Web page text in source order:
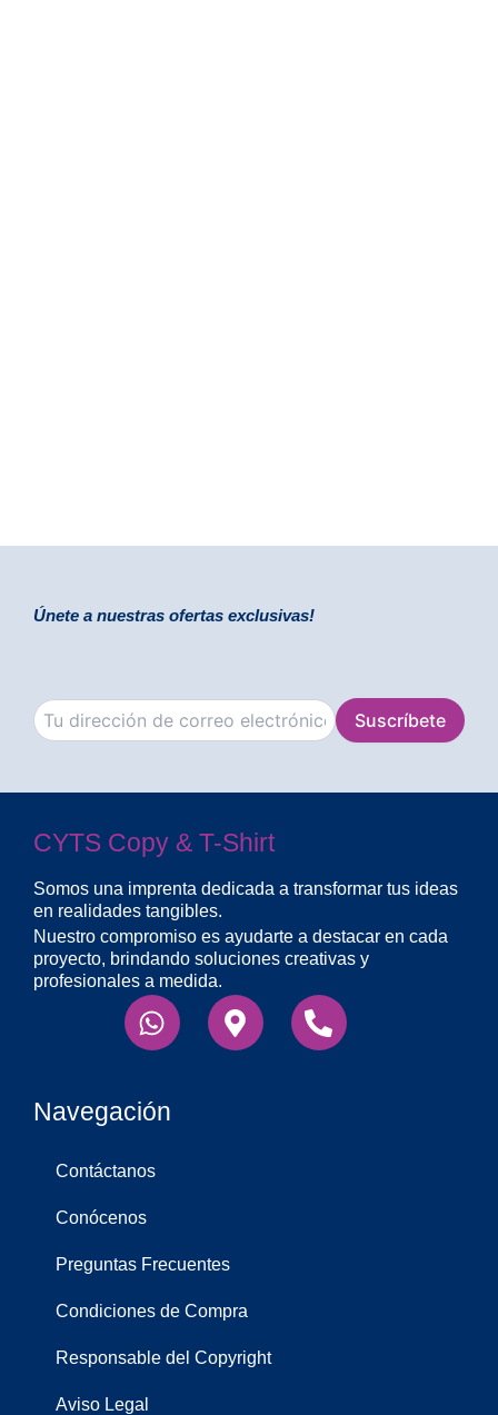
Únete a nuestras ofertas exclusivas!
CYTS Copy & T-Shirt
Somos una imprenta dedicada a transformar tus ideas
en realidades tangibles.
Nuestro compromiso es ayudarte a destacar en cada
proyecto, brindando soluciones creativas y
profesionales a medida.
WhatsappMap-
marker-
Phone-
alt
Navegación
Contáctanos
Conócenos
Preguntas Frecuentes
Condiciones de Compra
Responsable del Copyright
Aviso Legal